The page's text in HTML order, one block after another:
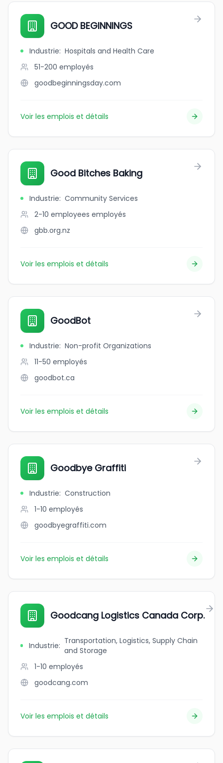
GOOD BEGINNINGS
Industrie: Hospitals and Health Care
51-200 employés
goodbeginningsday.com
Voir les emplois et détails
Good Bitches Baking
Industrie: Community Services
2-10 employees employés
gbb.org.nz
Voir les emplois et détails
GoodBot
Industrie: Non-profit Organizations
11-50 employés
goodbot.ca
Voir les emplois et détails
Goodbye Graffiti
Industrie: Construction
1-10 employés
goodbyegraffiti.com
Voir les emplois et détails
Goodcang Logistics Canada Corp.
Industrie: Transportation, Logistics, Supply Chain
and Storage
1-10 employés
goodcang.com
Voir les emplois et détails